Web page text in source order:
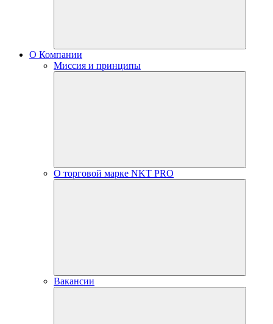
О Компании
Миссия и принципы
О торговой марке NKT PRO
Вакансии